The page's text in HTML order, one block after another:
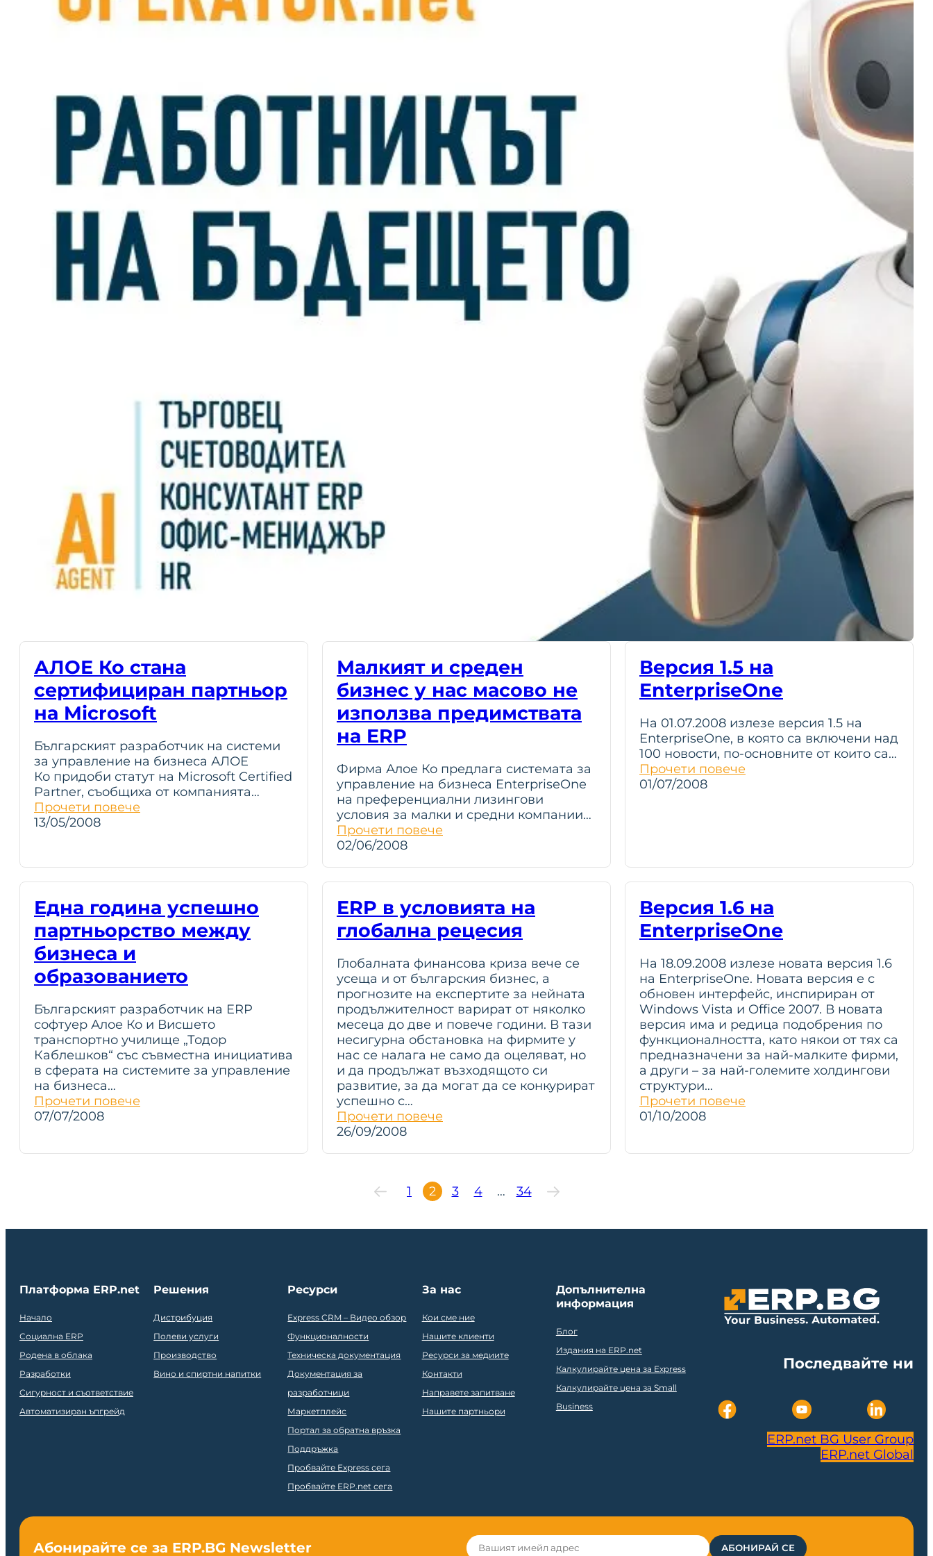
AI агентите на ERP.net рязко увеличават
бизнес ефективността: OPERATOR.net
Вече няма нужда служителите в бизнеса да познават
боравенето с ERP софтуера – сега то познава тях и изпълнява
възложенията им – благодарение на Operator.net
Прочети повече
АЛОЕ Ко стана
сертифициран партньор
на Microsoft
Българският разработчик на системи
за управление на бизнеса АЛОЕ
Ко придоби статут на Microsoft Certified
Partner, съобщиха от компанията…
Прочети повече
13/05/2008
Малкият и среден
бизнес у нас масово не
използва предимствата
на ERP
Фирма Алое Ко предлага системата за
управление на бизнеса EnterpriseOne
на преференциални лизингови
условия за малки и средни компании…
Прочети повече
02/06/2008
Версия 1.5 на
EnterpriseOne
На 01.07.2008 излезе версия 1.5 на
EnterpriseOne, в която са включени над
100 новости, по-основните от които са…
Прочети повече
01/07/2008
Една година успешно
партньорство между
бизнеса и
образованието
Българският разработчик на ERP
софтуер Алое Ко и Висшето
транспортно училище „Тодор
Каблешков“ със съвместна инициатива
в сферата на системите за управление
на бизнеса…
Прочети повече
07/07/2008
ERP в условията на
глобална рецесия
Глобалната финансова криза вече се
усеща и от българския бизнес, а
прогнозите на експертите за нейната
продължителност варират от няколко
месеца до две и повече години. В тази
несигурна обстановка на фирмите у
нас се налага не само да оцеляват, но
и да продължат възходящото си
развитие, за да могат да се конкурират
успешно с…
Прочети повече
26/09/2008
Версия 1.6 на
EnterpriseOne
На 18.09.2008 излезе новата версия 1.6
на EnterpriseOne. Новата версия е с
обновен интерфейс, инспириран от
Windows Vista и Office 2007. В новата
версия има и редица подобрения по
функционалността, като някои от тях са
предназначени за най-малките фирми,
а други – за най-големите холдингови
структури…
Прочети повече
01/10/2008
1 2 3 4 … 34
Платформа ERP.net
Начало
Социална ERP
Родена в облака
Разработки
Сигурност и съответствие
Автоматизиран ъпгрейд
Решения
Дистрибуция
Полеви услуги
Производство
Вино и спиртни напитки
Ресурси
Express CRM – Видео обзор
Функционалности
Техническа документация
Документация за
разработчици
Маркетплейс
Портал за обратна връзка
Поддръжка
Пробвайте Express сега
Пробвайте ERP.net сега
За нас
Кои сме ние
Нашите клиенти
Ресурси за медиите
Контакти
Направете запитване
Нашите партньори
Допълнителна
информация
Блог
Издания на ERP.net
Калкулирайте цена за Express
Калкулирайте цена за Small
Business
Последвайте ни
ERP.net BG User Group
ERP.net Global
Абонирайте се за ERP.BG Newsletter